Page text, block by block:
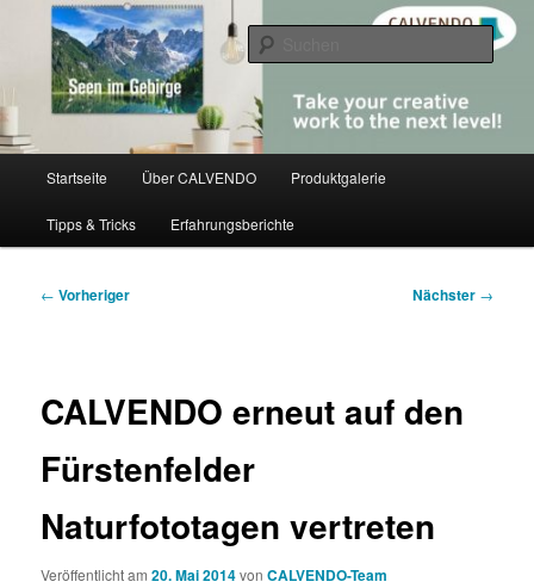
primären
springenCALVENDO
share creativity
Startseite Über CALVENDO Produktgalerie
Tipps & Tricks Erfahrungsberichte
Beitragsnavigation
← Vorheriger Nächster →
CALVENDO erneut auf den
Fürstenfelder
Naturfototagen vertreten
Veröffentlicht am20. Mai 2014vonCALVENDO-Team